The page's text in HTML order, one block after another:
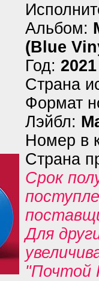
Альбом:
(Blue
Год: 2021
Страна
Формат
Лэйбл:
Номер в
Страна
Срок
Для
"Почтой